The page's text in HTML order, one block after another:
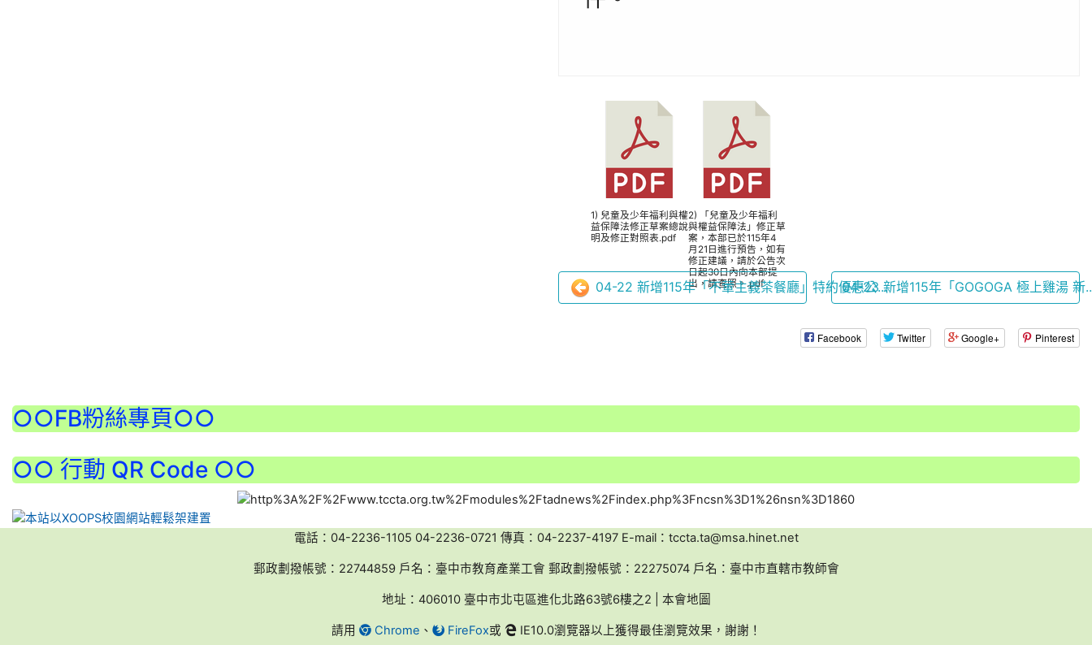
1) 兒童及少年福利與權
益保障法修正草案總說
明及修正對照表.pdf
2) 「兒童及少年福利
與權益保障法」修正草
案，本部已於115年4
月21日進行預告，如有
修正建議，請於公告次
日起30日內向本部提
出，請查照。.pdf
04-22 新增115年「不葷主義茶餐廳」特約優惠公...04-23 新增115年「GOGOGA 極上雞湯 新
Facebook Twitter Google+ Pinterest
○○FB粉絲專頁○○
○○ 行動 QR Code ○○
電話：04-2236-1105 04-2236-0721 傳真：04-2237-4197 E-mail：tccta.ta@msa.hinet.net
郵政劃撥帳號：22744859 戶名：臺中市教育產業工會 郵政劃撥帳號：22275074 戶名：臺中市直轄市教師會
地址：406010 臺中市北屯區進化北路63號6樓之2 | 本會地圖
請用 Chrome 、 FireFox或 IE10.0瀏覽器以上獲得最佳瀏覽效果，謝謝！